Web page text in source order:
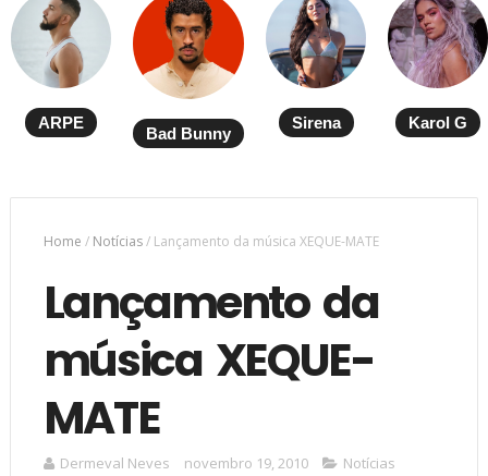
ARPE
Bad Bunny
Sirena Karol G
Home / Notícias/ Lançamento da música XEQUE-MATE
Lançamento da
música XEQUE-
MATE
Dermeval Neves novembro 19, 2010 Notícias